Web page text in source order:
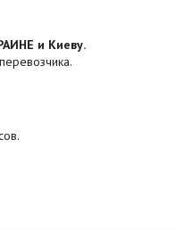
и Киеву.